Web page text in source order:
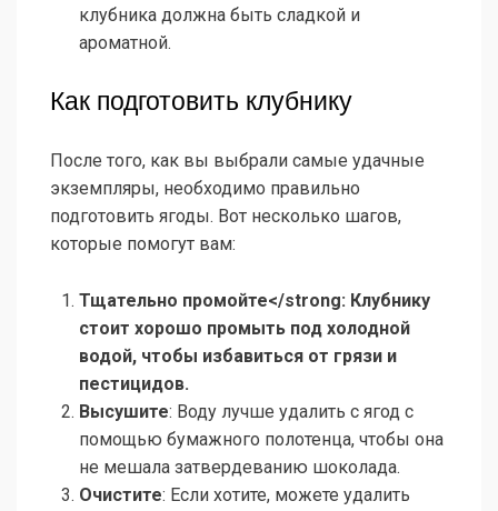
клубника должна быть сладкой и
ароматной.
Как подготовить клубнику
После того, как вы выбрали самые удачные
экземпляры, необходимо правильно
подготовить ягоды. Вот несколько шагов,
которые помогут вам:
Тщательно промойте</strong: Клубнику
стоит хорошо промыть под холодной
водой, чтобы избавиться от грязи и
пестицидов.
Высушите: Воду лучше удалить с ягод с
помощью бумажного полотенца, чтобы она
не мешала затвердеванию шоколада.
Очистите: Если хотите, можете удалить